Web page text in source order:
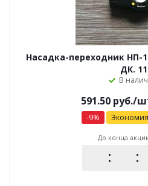
Насадка-переходник
ДК.
В
591.50руб./
-9% Экономия
До конца